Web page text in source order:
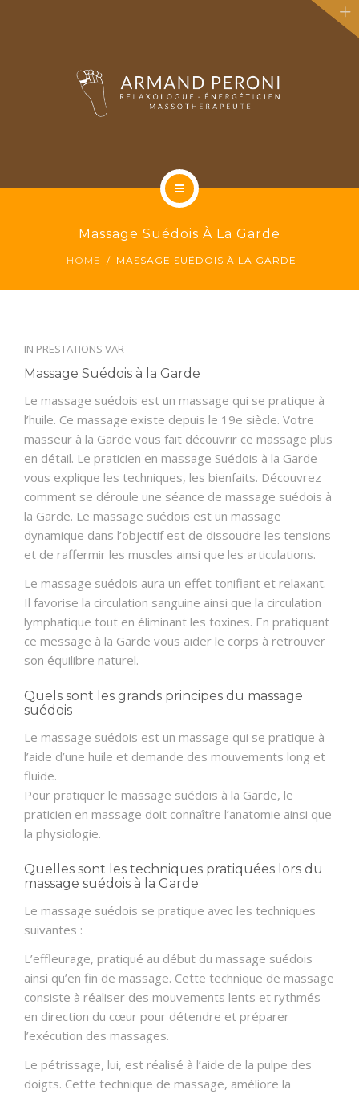
CONTACT
Massage Suédois À La Garde
HOME MASSAGE SUÉDOIS À LA GARDE
IN PRESTATIONS VAR
Massage Suédois à la Garde
Le massage suédois est un massage qui se pratique à
l’huile. Ce massage existe depuis le 19e siècle. Votre
masseur à la Garde vous fait découvrir ce massage plus
en détail. Le praticien en massage Suédois à la Garde
vous explique les techniques, les bienfaits. Découvrez
comment se déroule une séance de massage suédois à
la Garde. Le massage suédois est un massage
dynamique dans l’objectif est de dissoudre les tensions
et de raffermir les muscles ainsi que les articulations.
Le massage suédois aura un effet tonifiant et relaxant.
Il favorise la circulation sanguine ainsi que la circulation
lymphatique tout en éliminant les toxines. En pratiquant
ce message à la Garde vous aider le corps à retrouver
son équilibre naturel.
Quels sont les grands principes du massage
suédois
Le massage suédois est un massage qui se pratique à
l’aide d’une huile et demande des mouvements long et
fluide.
Pour pratiquer le massage suédois à la Garde, le
praticien en massage doit connaître l’anatomie ainsi que
la physiologie.
Quelles sont les techniques pratiquées lors du
massage suédois à la Garde
Le massage suédois se pratique avec les techniques
suivantes :
L’effleurage, pratiqué au début du massage suédois
ainsi qu’en fin de massage. Cette technique de massage
consiste à réaliser des mouvements lents et rythmés
en direction du cœur pour détendre et préparer
l’exécution des massages.
Le pétrissage, lui, est réalisé à l’aide de la pulpe des
doigts. Cette technique de massage, améliore la